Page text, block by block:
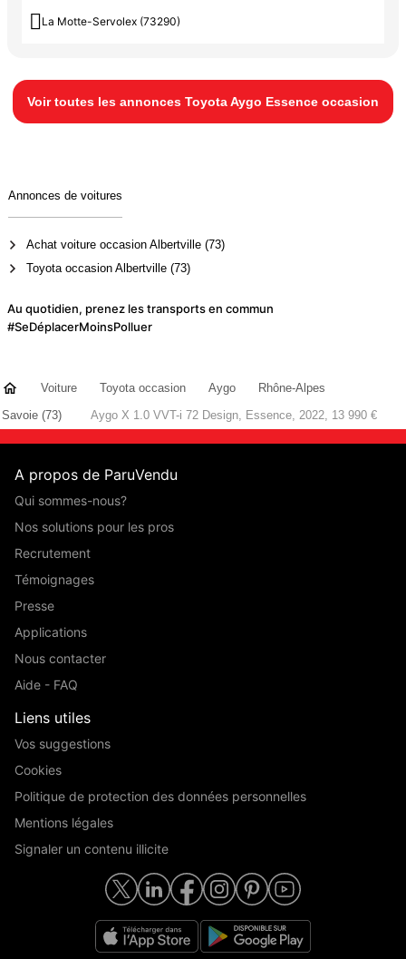
 La Motte-Servolex (73290)
Voir toutes les annonces Toyota Aygo Essence occasion
Annonces de voitures
Achat voiture occasion Albertville (73)
Toyota occasion Albertville (73)
Au quotidien, prenez les transports en commun
#SeDéplacerMoinsPolluer
Voiture Toyota occasion Aygo
Rhône-Alpes
Savoie (73)
Aygo X 1.0 VVT-i 72 Design, Essence, 2022, 13 990 €
A propos de ParuVendu
Qui sommes-nous?
Nos solutions pour les pros
Recrutement
Témoignages
Presse
Applications
Nous contacter
Aide - FAQ
Liens utiles
Vos suggestions
Cookies
Politique de protection des données personnelles
Mentions légales
Signaler un contenu illicite